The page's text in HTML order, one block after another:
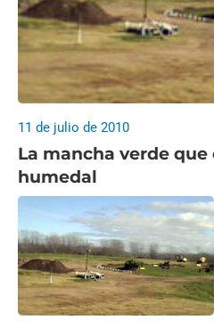
La mancha verde que
humedal
11 de julio de 2010